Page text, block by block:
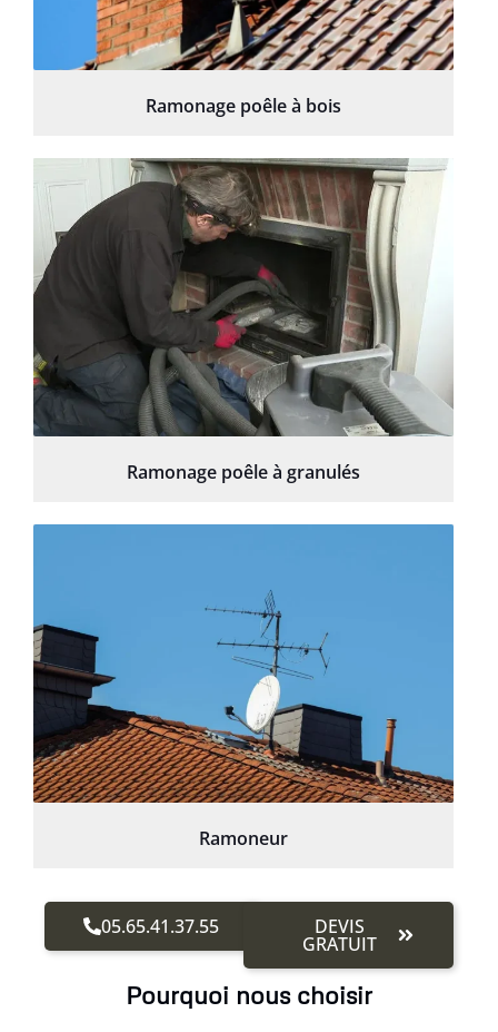
Ramonage poêle à bois
Ramonage poêle à granulés
Ramoneur
05.65.41.37.55 DEVIS
GRATUIT
Pourquoi nous choisir